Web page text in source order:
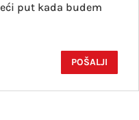
put kada budem